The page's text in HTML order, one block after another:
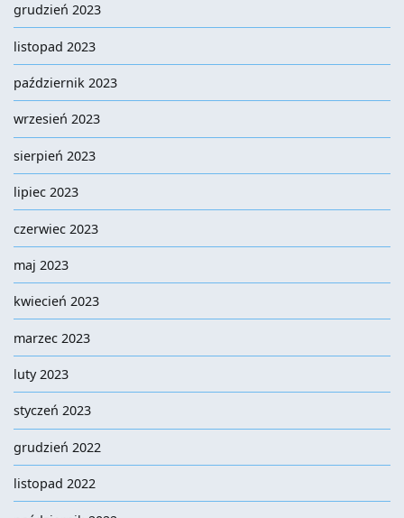
grudzień 2023
listopad 2023
październik 2023
wrzesień 2023
sierpień 2023
lipiec 2023
czerwiec 2023
maj 2023
kwiecień 2023
marzec 2023
luty 2023
styczeń 2023
grudzień 2022
listopad 2022